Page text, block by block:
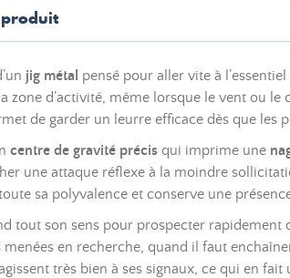
jig métal pensé pour aller vite à
zone d’activité, même lorsque le vent ou
de garder un leurre efficace dès que les
centre de gravité précis qui imprime une
une attaque réflexe à la moindre
sa polyvalence et conserve une
tout son sens pour prospecter
en recherche, quand il faut
très bien à ses signaux, ce qui en